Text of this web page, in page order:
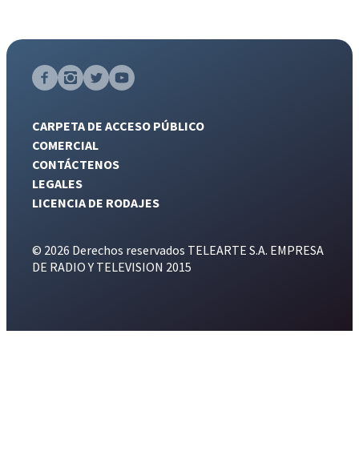
CARPETA DE ACCESO PÚBLICO
COMERCIAL
CONTÁCTENOS
LEGALES
LICENCIA DE RODAJES
© 2026 Derechos reservados TELEARTE S.A. EMPRESA
DE RADIO Y TELEVISION 2015